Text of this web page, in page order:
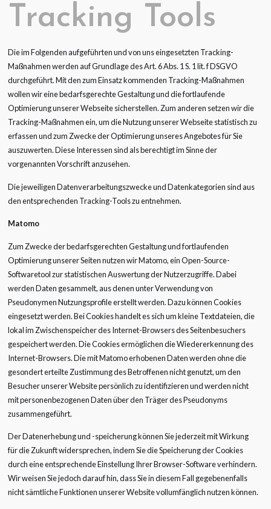
Tracking Tools
Die im Folgenden aufgeführten und von uns eingesetzten Tracking-
Maßnahmen werden auf Grundlage des Art. 6 Abs. 1 S. 1 lit. f DSGVO
durchgeführt. Mit den zum Einsatz kommenden Tracking-Maßnahmen
wollen wir eine bedarfsgerechte Gestaltung und die fortlaufende
Optimierung unserer Webseite sicherstellen. Zum anderen setzen wir die
Tracking-Maßnahmen ein, um die Nutzung unserer Webseite statistisch zu
erfassen und zum Zwecke der Optimierung unseres Angebotes für Sie
auszuwerten. Diese Interessen sind als berechtigt im Sinne der
vorgenannten Vorschrift anzusehen.
Die jeweiligen Datenverarbeitungszwecke und Datenkategorien sind aus
den entsprechenden Tracking-Tools zu entnehmen.
Matomo
Zum Zwecke der bedarfsgerechten Gestaltung und fortlaufenden
Optimierung unserer Seiten nutzen wir Matomo, ein Open-Source-
Softwaretool zur statistischen Auswertung der Nutzerzugriffe. Dabei
werden Daten gesammelt, aus denen unter Verwendung von
Pseudonymen Nutzungsprofile erstellt werden. Dazu können Cookies
eingesetzt werden. Bei Cookies handelt es sich um kleine Textdateien, die
lokal im Zwischenspeicher des Internet-Browsers des Seitenbesuchers
gespeichert werden. Die Cookies ermöglichen die Wiedererkennung des
Internet-Browsers. Die mit Matomo erhobenen Daten werden ohne die
gesondert erteilte Zustimmung des Betroffenen nicht genutzt, um den
Besucher unserer Website persönlich zu identifizieren und werden nicht
mit personenbezogenen Daten über den Träger des Pseudonyms
zusammengeführt.
Der Datenerhebung und -speicherung können Sie jederzeit mit Wirkung
für die Zukunft widersprechen, indem Sie die Speicherung der Cookies
durch eine entsprechende Einstellung Ihrer Browser-Software verhindern.
Wir weisen Sie jedoch darauf hin, dass Sie in diesem Fall gegebenenfalls
nicht sämtliche Funktionen unserer Website vollumfänglich nutzen können.